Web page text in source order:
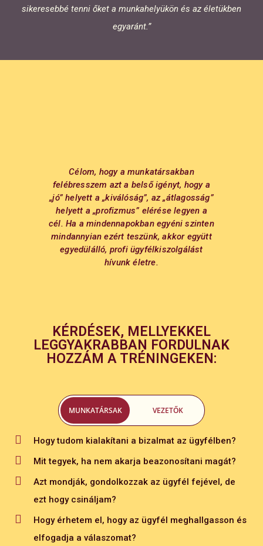
sikeresebbé tenni őket a munkahelyükön és az életükben
egyaránt.”
Célom, hogy a munkatársakban
felébresszem azt a belső igényt, hogy a
„jó” helyett a „kiválóság”, az „átlagosság”
helyett a „profizmus” elérése legyen a
cél. Ha a mindennapokban egyéni szinten
mindannyian ezért teszünk, akkor együtt
egyedülálló, profi ügyfélkiszolgálást
hívunk életre.
KÉRDÉSEK, MELLYEKKEL
LEGGYAKRABBAN FORDULNAK
HOZZÁM A TRÉNINGEKEN:
MUNKATÁRSAK VEZETŐK
Hogy tudom kialakítani a bizalmat az ügyfélben?
Mit tegyek, ha nem akarja beazonosítani magát?
Azt mondják, gondolkozzak az ügyfél fejével, de
ezt hogy csináljam?
Hogy érhetem el, hogy az ügyfél meghallgasson és
elfogadja a válaszomat?
Tudom, hogy több időt kellene a munkatársaimra
fordítanom, de az egyéb tevékenységek mellett ezt
nehezen tudom megoldani. Mit tudok tenni, hogy
több figyelmet kapjanak?
Hogy tudom motiválni a kollégákat? Milyen
eszközök segíthetnek ebben?